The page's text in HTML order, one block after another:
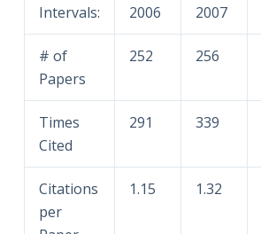
Intervals:
2006
2007
# of
Papers
252 256
Times
Cited
291 339
Citations
per
1.15 1.32